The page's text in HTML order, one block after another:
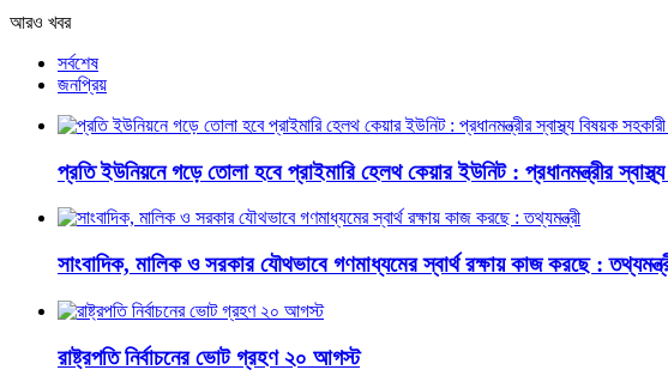
আরও খবর
সর্বশেষ
জনপ্রিয়
প্রতি ইউনিয়নে গড়ে তোলা হবে প্রাইমারি হেলথ কেয়ার ইউনিট : প্রধানমন্ত্রীর
সাংবাদিক, মালিক ও সরকার যৌথভাবে গণমাধ্যমের স্বার্থ রক্ষায় কাজ করছে :
রাষ্ট্রপতি নির্বাচনের ভোট গ্রহণ ২০ আগস্ট